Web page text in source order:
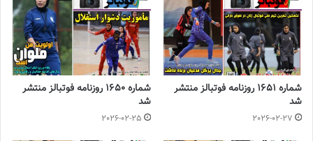
شماره 1651 روزنامه فوتبالز منتشر
شد
2026-02-27
شماره 1650 روزنامه فوتبالز منتشر
شد
2026-02-25